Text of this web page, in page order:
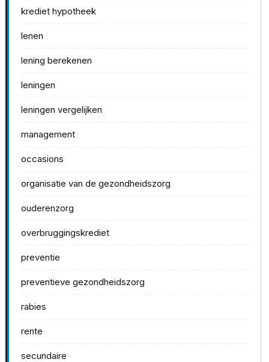
krediet hypotheek
lenen
lening berekenen
leningen
leningen vergelijken
management
occasions
organisatie van de gezondheidszorg
ouderenzorg
overbruggingskrediet
preventie
preventieve gezondheidszorg
rabies
rente
secundaire